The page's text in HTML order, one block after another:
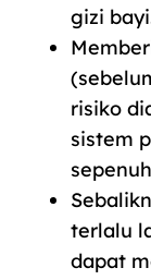
gizi
risiko
sistem
terlalu
dapat